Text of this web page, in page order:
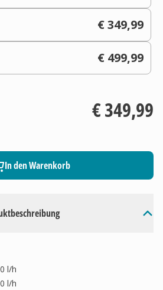
l/h
l/h
€ 349,99
€ 499,99
€ 349,99
In den Warenkorb